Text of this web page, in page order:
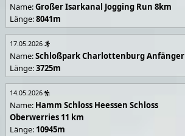
Name:Großer Isarkanal Jogging Run 8km
Länge:8041m
17.05.2026
Name:Schloßpark Charlottenburg Anfänger
Länge:3725m
14.05.2026
Name: Hamm Schloss Heessen Schloss
Oberwerries 11 km
Länge: 10945m